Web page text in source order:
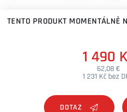
TENTO PRODUKT MOMENTÁLNĚ
1 490
62,08 €
1 231 Kč bez
DOTAZ